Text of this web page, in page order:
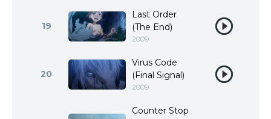
19
Last Order
(The End)
2009
20
Virus Code
(Final Signal)
2009
Counter Stop